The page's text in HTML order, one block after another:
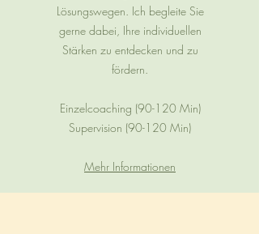
Lösungswegen. Ich begleite Sie
gerne dabei, Ihre individuellen
Stärken zu entdecken und zu
fördern.
Einzelcoaching (90-120 Min)
Supervision (90-120 Min)
Mehr Informationen